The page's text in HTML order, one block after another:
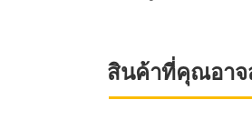
สินค้าที่คุณอาจ